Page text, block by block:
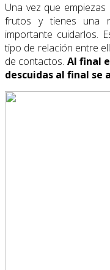
Una vez que
frutos y tienes una
importante cuidarlos.
tipo de relación entre
de contactos. Al final
descuidas al final se